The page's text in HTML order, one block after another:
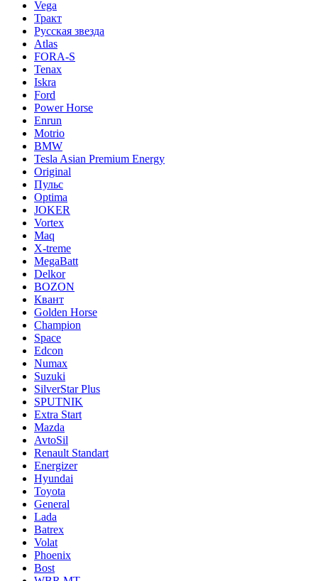
Vega
Тракт
Русская звезда
Atlas
FORA-S
Tenax
Iskra
Ford
Power Horse
Enrun
Motrio
BMW
Tesla Asian Premium Energy
Original
Пульс
Optima
JOKER
Vortex
Maq
X-treme
MegaBatt
Delkor
BOZON
Квант
Golden Horse
Champion
Space
Edcon
Numax
Suzuki
SilverStar Plus
SPUTNIK
Extra Start
Mazda
AvtoSil
Renault Standart
Energizer
Hyundai
Toyota
General
Lada
Batrex
Volat
Phoenix
Bost